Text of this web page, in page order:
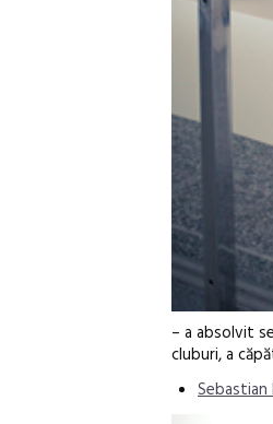
– a absolvit
cluburi, a
Sebastian